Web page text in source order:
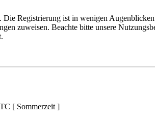
Registrierung ist in wenigen
zuweisen. Beachte bitte unsere
[ Sommerzeit ]